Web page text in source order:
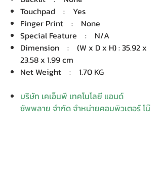
Touchpad : Yes
Finger Print : None
Special Feature : N/A
Dimension : (W x D x H) : 35.92 x
23.58 x 1.99 cm
Net Weight : 1.70 KG
บริษัท เคเอ็นพี เทคโนโลยี แอนด์
ซัพพลาย จำกัด จำหน่ายคอมพิวเตอร์ โน๊